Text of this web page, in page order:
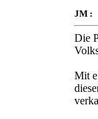
JM :
Die
Mit